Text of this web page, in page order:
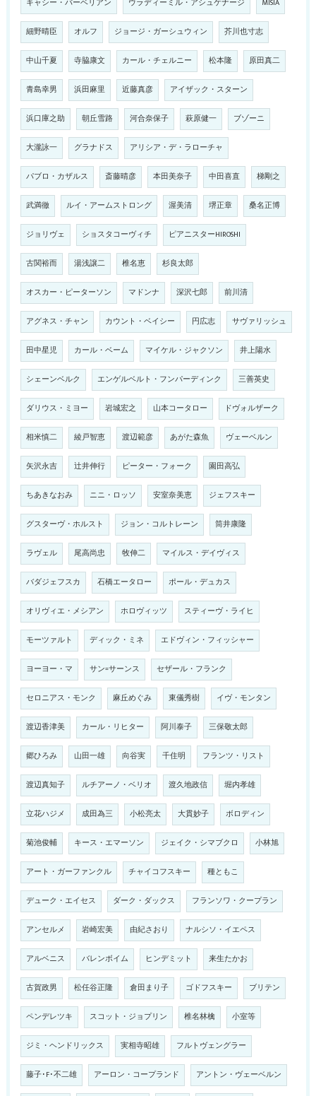
細野晴臣 オルフ ジョージ・ガーシュウィン 芥川也寸志
中山千夏 寺脇康文 カール・チェルニー 松本隆 原田真二
青島幸男 浜田麻里 近藤真彦 アイザック・スターン
浜口庫之助 朝丘雪路 河合奈保子 萩原健一 ブゾーニ
大瀧詠一 グラナドス アリシア・デ・ラローチャ
パブロ・カザルス 斎藤晴彦 本田美奈子 中田喜直 梯剛之
武満徹 ルイ・アームストロング 渥美清 堺正章 桑名正博
ジョリヴェ ショスタコーヴィチ ピアニスターHIROSHI
古関裕而 湯浅譲二 椎名恵 杉良太郎
オスカー・ピーターソン マドンナ 深沢七郎 前川清
アグネス・チャン カウント・ベイシー 円広志 サヴァリッシュ
田中星児 カール・ベーム マイケル・ジャクソン 井上陽水
シェーンベルク エンゲルベルト・フンパーディンク 三善英史
ダリウス・ミヨー 岩城宏之 山本コータロー ドヴォルザーク
相米慎二 綾戸智恵 渡辺範彦 あがた森魚 ヴェーベルン
矢沢永吉 辻井伸行 ピーター・フォーク 園田高弘
ちあきなおみ ニニ・ロッソ 安室奈美恵 ジェフスキー
グスターヴ・ホルスト ジョン・コルトレーン 筒井康隆
ラヴェル 尾高尚忠 牧伸二 マイルス・デイヴィス
バダジェフスカ 石橋エータロー ポール・デュカス
オリヴィエ・メシアン ホロヴィッツ スティーヴ・ライヒ
モーツァルト ディック・ミネ エドヴィン・フィッシャー
ヨーヨー・マ サン=サーンス セザール・フランク
セロニアス・モンク 麻丘めぐみ 東儀秀樹 イヴ・モンタン
渡辺香津美 カール・リヒター 阿川泰子 三保敬太郎
郷ひろみ 山田一雄 向谷実 千住明 フランツ・リスト
渡辺真知子 ルチアーノ・ベリオ 渡久地政信 堀内孝雄
立花ハジメ 成田為三 小松亮太 大貫妙子 ボロディン
菊池俊輔 キース・エマーソン ジェイク・シマブクロ 小林旭
アート・ガーファンクル チャイコフスキー 種ともこ
デューク・エイセス ダーク・ダックス フランソワ・クープラン
アンセルメ 岩崎宏美 由紀さおり ナルシソ・イエペス
アルベニス バレンボイム ヒンデミット 来生たかお
古賀政男 松任谷正隆 倉田まり子 ゴドフスキー ブリテン
ペンデレツキ スコット・ジョプリン 椎名林檎 小室等
ジミ・ヘンドリックス 実相寺昭雄 フルトヴェングラー
藤子･F･不二雄 アーロン・コープランド アントン・ヴェーベルン